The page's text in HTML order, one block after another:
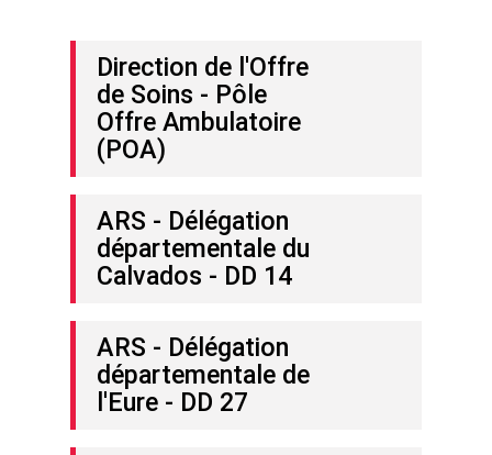
Direction de l'Offre
de Soins - Pôle
Offre Ambulatoire
(POA)
ARS - Délégation
départementale du
Calvados - DD 14
ARS - Délégation
départementale de
l'Eure - DD 27